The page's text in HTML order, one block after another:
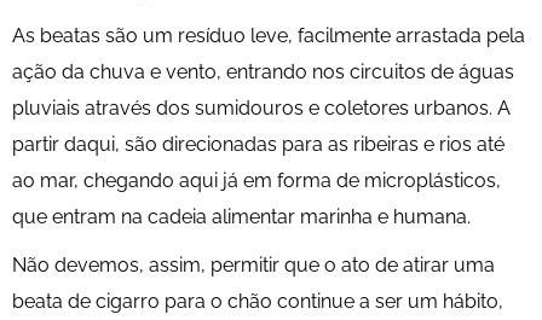
As beatas são um resíduo leve, facilmente arrastada pela
ação da chuva e vento, entrando nos circuitos de águas
pluviais através dos sumidouros e coletores urbanos. A
partir daqui, são direcionadas para as ribeiras e rios até
ao mar, chegando aqui já em forma de microplásticos,
que entram na cadeia alimentar marinha e humana.
Não devemos, assim, permitir que o ato de atirar uma
beata de cigarro para o chão continue a ser um hábito,